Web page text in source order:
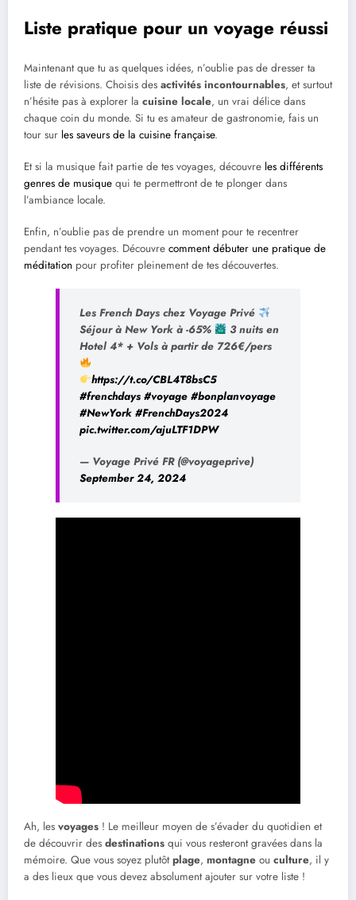
Liste pratique pour un voyage réussi
Maintenant que tu as quelques idées, n’oublie pas de dresser ta
liste de révisions. Choisis des activités incontournables, et surtout
n’hésite pas à explorer la cuisine locale, un vrai délice dans
chaque coin du monde. Si tu es amateur de gastronomie, fais un
tour sur les saveurs de la cuisine française.
Et si la musique fait partie de tes voyages, découvre les différents
genres de musique qui te permettront de te plonger dans
l’ambiance locale.
Enfin, n’oublie pas de prendre un moment pour te recentrer
pendant tes voyages. Découvre comment débuter une pratique de
méditation pour profiter pleinement de tes découvertes.
Les French Days chez Voyage Privé
Séjour à New York à -65%
3 nuits en
Hotel 4* + Vols à partir de 726€/pers
https://t.co/CBL4T8bsC5
#frenchdays #voyage #bonplanvoyage
#NewYork #FrenchDays2024
pic.twitter.com/ajuLTF1DPW
— Voyage Privé FR (@voyageprive)
September 24, 2024
Ah, les voyages ! Le meilleur moyen de s’évader du quotidien et
de découvrir des destinations qui vous resteront gravées dans la
mémoire. Que vous soyez plutôtplage, montagne ou culture, il y
a des lieux que vous devez absolument ajouter sur votre liste !